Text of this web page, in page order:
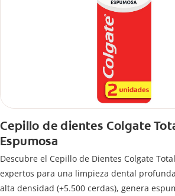
Cepillo de dientes Colgate
Espumosa
Descubre el Cepillo de Dientes Colgate
expertos para una limpieza dental
alta densidad (+5.500 cerdas), genera